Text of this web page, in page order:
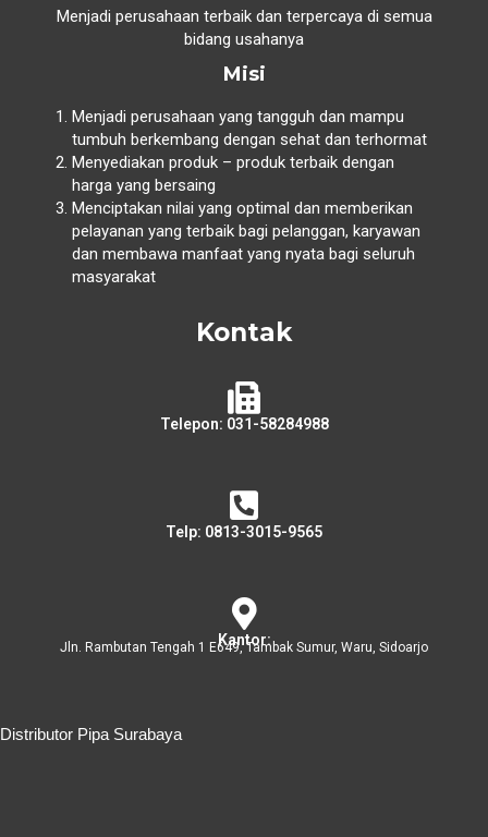
Menjadi perusahaan terbaik dan terpercaya di semua
bidang usahanya
Misi
Menjadi perusahaan yang tangguh dan mampu
tumbuh berkembang dengan sehat dan terhormat
Menyediakan produk – produk terbaik dengan
harga yang bersaing
Menciptakan nilai yang optimal dan memberikan
pelayanan yang terbaik bagi pelanggan, karyawan
dan membawa manfaat yang nyata bagi seluruh
masyarakat
Kontak
Telepon: 031-58284988
Telp: 0813-3015-9565
Kantor:
Jln. Rambutan Tengah 1 E649, Tambak Sumur, Waru, Sidoarjo
Distributor Pipa Surabaya